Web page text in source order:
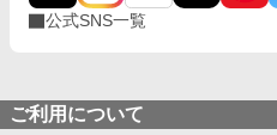
公式SNS一覧
ご利用について